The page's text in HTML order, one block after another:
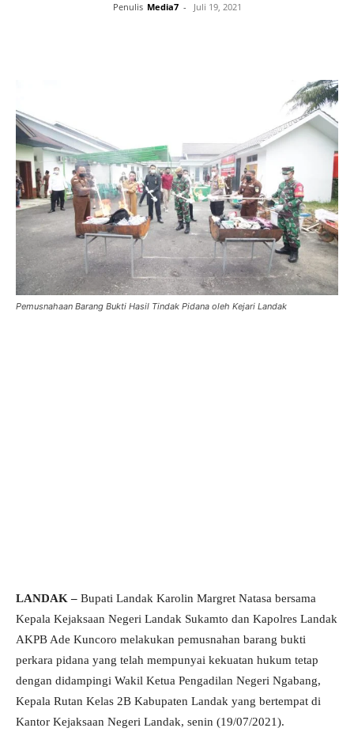
Penulis Media7 - Juli 19, 2021
Pemusnahaan Barang Bukti Hasil Tindak Pidana oleh Kejari Landak
LANDAK – Bupati Landak Karolin Margret Natasa bersama
Kepala Kejaksaan Negeri Landak Sukamto dan Kapolres Landak
AKPB Ade Kuncoro melakukan pemusnahan barang bukti
perkara pidana yang telah mempunyai kekuatan hukum tetap
dengan didampingi Wakil Ketua Pengadilan Negeri Ngabang,
Kepala Rutan Kelas 2B Kabupaten Landak yang bertempat di
Kantor Kejaksaan Negeri Landak, senin (19/07/2021).